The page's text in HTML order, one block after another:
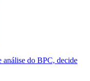
análise do BPC, decide